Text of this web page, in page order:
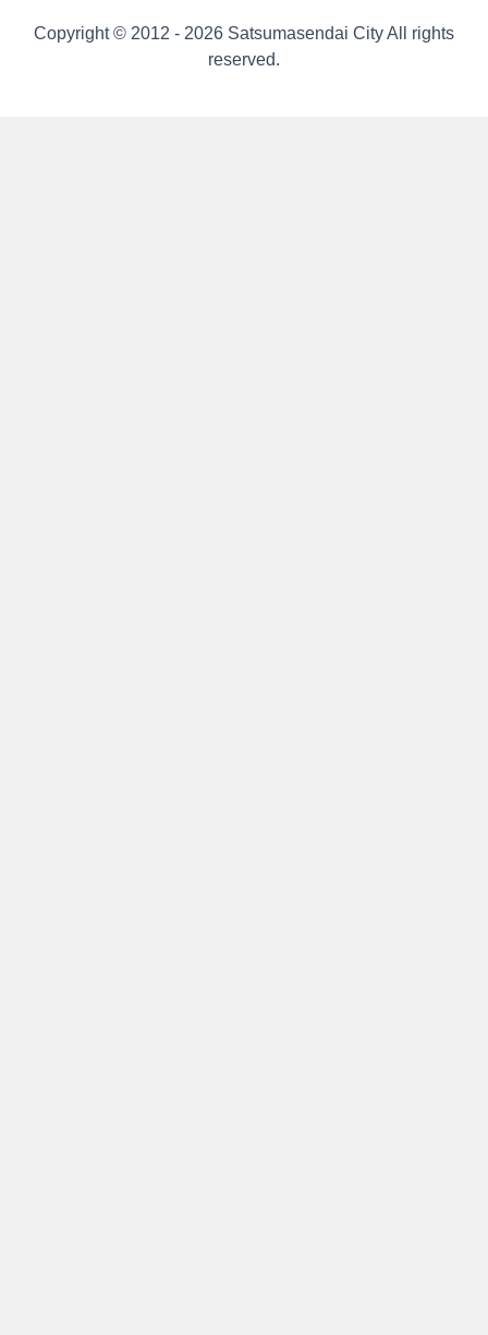
Copyright © 2012 - 2026 Satsumasendai City All rights
reserved.